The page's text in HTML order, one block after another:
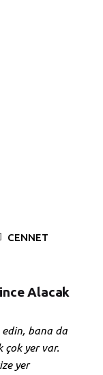
CENNET
Alacak
edin, bana da
çok yer var.
yer